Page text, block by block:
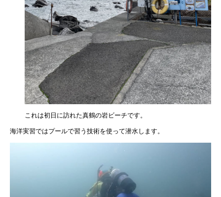
これは初日に訪れた真鶴の岩ビーチです。
海洋実習ではプールで習う技術を使って潜水します。